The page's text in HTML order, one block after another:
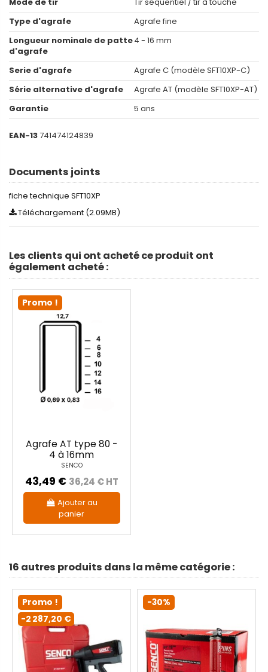
Type d'agrafe
Agrafe fine
Longueur nominale de patte
d'agrafe
4 - 16 mm
Serie d'agrafe
Agrafe C (modèle SFT10XP-C)
Série alternative d'agrafe
Agrafe AT (modèle SFT10XP-AT)
Garantie
5 ans
EAN-13741474124839
Documents joints
fiche technique SFT10XP
Téléchargement (2.09MB)
Les clients qui ont acheté ce produit ont
également acheté :
Promo !
Agrafe AT type 80 -
4 à 16mm
SENCO
43,49 € 36,24 € HT
Ajouter au
panier
16 autres produits dans la même catégorie :
Promo !
-2 287,20 €
-30%